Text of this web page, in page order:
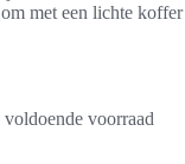
met een lichte koffer
voorraad